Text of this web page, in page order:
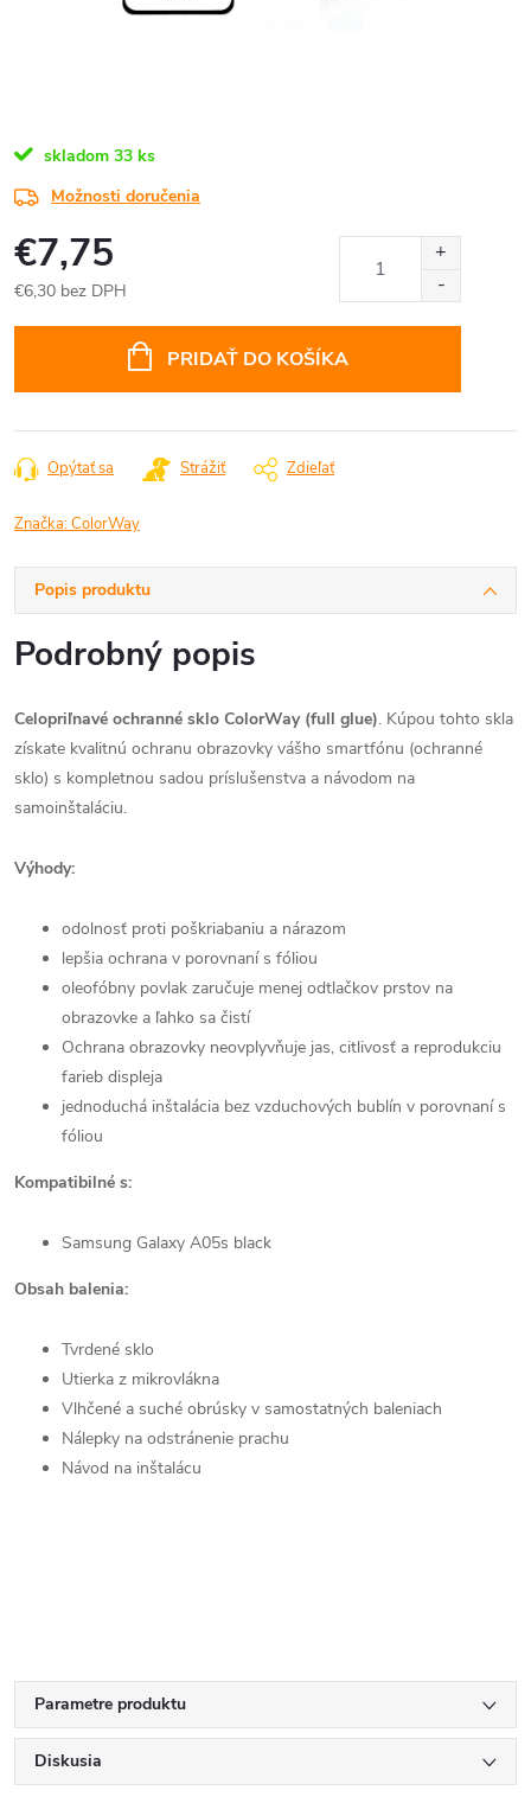
skladom 33 ks
Možnosti doručenia
€7,75
€6,30 bez DPH
PRIDAŤ DO KOŠÍKA
Opýtať sa Strážiť Zdieľať
Značka:ColorWay
Popis produktu
Podrobný popis
Celopriľnavé ochranné sklo ColorWay (full glue). Kúpou tohto skla
získate kvalitnú ochranu obrazovky vášho smartfónu (ochranné
sklo) s kompletnou sadou príslušenstva a návodom na
samoinštaláciu.
Výhody:
odolnosť proti poškriabaniu a nárazom
lepšia ochrana v porovnaní s fóliou
oleofóbny povlak zaručuje menej odtlačkov prstov na
obrazovke a ľahko sa čistí
Ochrana obrazovky neovplyvňuje jas, citlivosť a reprodukciu
farieb displeja
jednoduchá inštalácia bez vzduchových bublín v porovnaní s
fóliou
Kompatibilné s:
Samsung Galaxy A05s black
Obsah balenia:
Tvrdené sklo
Utierka z mikrovlákna
Vlhčené a suché obrúsky v samostatných baleniach
Nálepky na odstránenie prachu
Návod na inštalácu
Parametre produktu
Diskusia